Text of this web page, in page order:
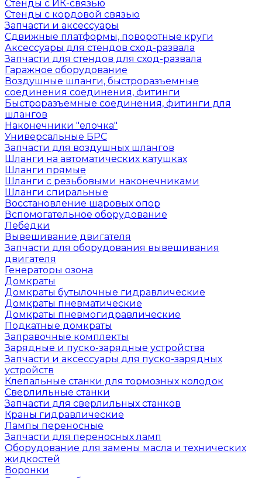
Стенды с ИК-связью
Стенды с кордовой связью
Запчасти и аксессуары
Сдвижные платформы, поворотные круги
Аксессуары для стендов сход-развала
Запчасти для стендов для сход-развала
Гаражное оборудование
Воздушные шланги, быстроразъемные
соединения соединения, фитинги
Быстроразъемные соединения, фитинги для
шлангов
Наконечники "елочка"
Универсальные БРС
Запчасти для воздушных шлангов
Шланги на автоматических катушках
Шланги прямые
Шланги с резьбовыми наконечниками
Шланги спиральные
Восстановление шаровых опор
Вспомогательное оборудование
Лебёдки
Вывешивание двигателя
Запчасти для оборудования вывешивания
двигателя
Генераторы озона
Домкраты
Домкраты бутылочные гидравлические
Домкраты пневматические
Домкраты пневмогидравлические
Подкатные домкраты
Заправочные комплекты
Зарядные и пуско-зарядные устройства
Запчасти и аксессуары для пуско-зарядных
устройств
Клепальные станки для тормозных колодок
Сверлильные станки
Запчасти для сверлильных станков
Краны гидравлические
Лампы переносные
Запчасти для переносных ламп
Оборудование для замены масла и технических
жидкостей
Воронки